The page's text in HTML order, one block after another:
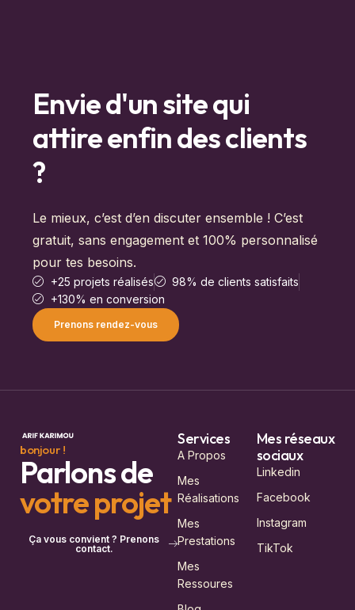
Envie d'un site qui
attire enfin des clients
?
Le mieux, c’est d’en discuter ensemble ! C’est
gratuit, sans engagement et 100% personnalisé
pour tes besoins.
+25 projets réalisés
98% de clients satisfaits
+130% en conversion
Prenons rendez-vous
bonjour !
Parlons de
votre projet
Ça vous convient ? Prenons
contact.
Services
A Propos
Mes
Réalisations
Mes
Prestations
Mes
Ressoures
Mes réseaux
sociaux
Linkedin
Facebook
Instagram
TikTok